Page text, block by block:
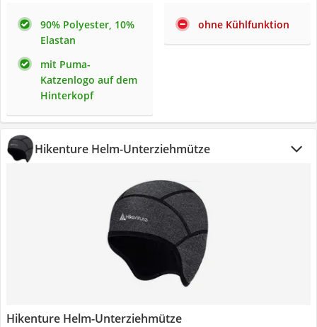
90% Polyester, 10%
Elastan
mit Puma-
Katzenlogo auf dem
Hinterkopf
ohne Kühlfunktion
Hikenture Helm-Unterziehmütze
Hikenture Helm-Unterziehmütze